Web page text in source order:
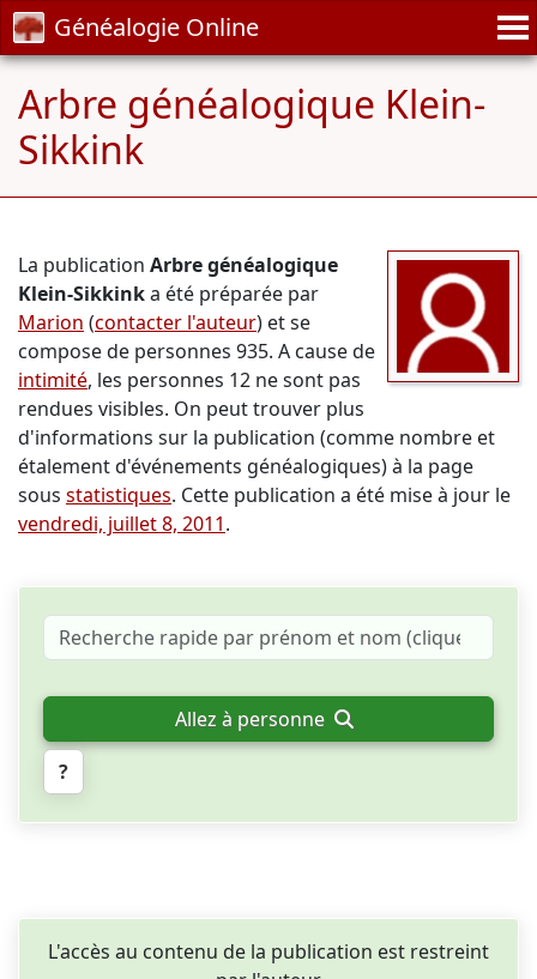
Généalogie Online
Arbre généalogique Klein-
Sikkink
La publication Arbre généalogique
Klein-Sikkinka été préparée par
Marion (contacter l'auteur) et se
compose de personnes 935. A cause de
intimité, les personnes 12 ne sont pas
rendues visibles. On peut trouver plus
d'informations sur la publication (comme nombre et
étalement d'événements généalogiques) à la page
sous statistiques. Cette publication a été mise à jour le
vendredi, juillet 8, 2011.
Allez à personne
?
L'accès au contenu de la publication est restreint